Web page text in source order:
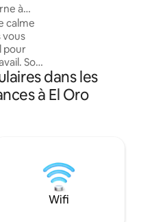
à
calme
vous
pour
Son
des
et
salles de sport,
supermarchés,
dans les
à El Oro
Wifi